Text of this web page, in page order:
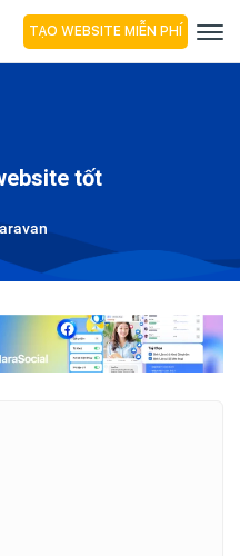
TẠO WEBSITE MIỄN PHÍ
tốt